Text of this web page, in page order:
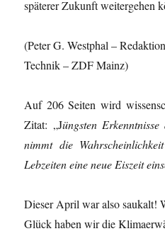
späterer Zukunft weitergehen
(Peter G. Westphal –
Technik – ZDF Mainz)
Auf 206 Seiten wird
Zitat: „Jüngsten
nimmt die
Lebzeiten eine neue Eiszeit
Dieser April war also saukalt!
Glück haben wir die